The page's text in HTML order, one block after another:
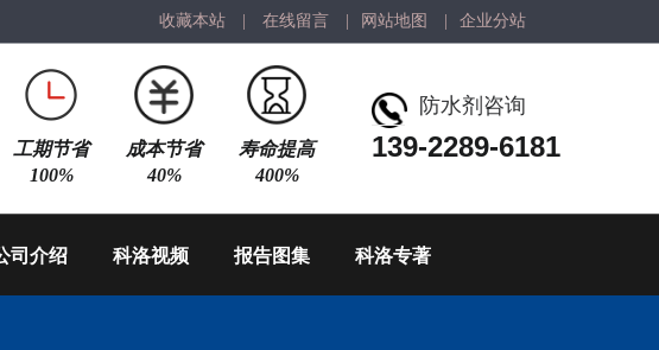
收藏本站 在线留言 网站地图 企业分站
防水剂咨询
139-2289-6181
工期节省
100%
成本节省
40%
寿命提高
400%
司介绍 科洛视频 报告图集 科洛专著